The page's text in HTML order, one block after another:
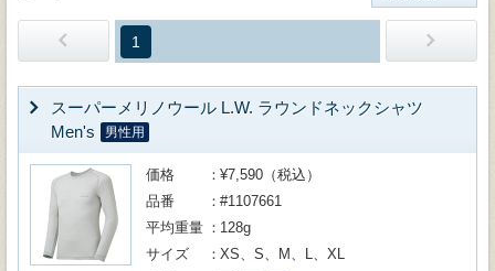
1
スーパーメリノウール L.W. ラウンドネックシャツ
Men's
男性用
価格
¥7,590（税込）
品番
#1107661
平均重量
128g
サイズ
XS、S、M、L、XL